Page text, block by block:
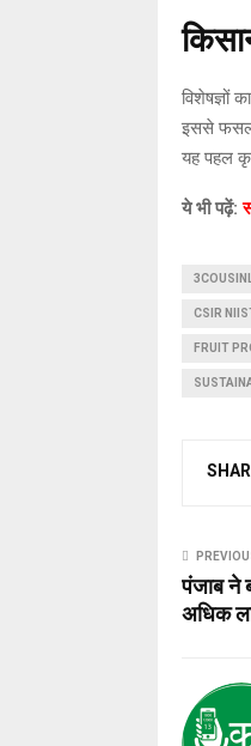
विशेषज्ञों
इससे फसल
यह पहल
ये भी पढ़ें:
CSIR
FRUIT
पंजाब ने
अधिक